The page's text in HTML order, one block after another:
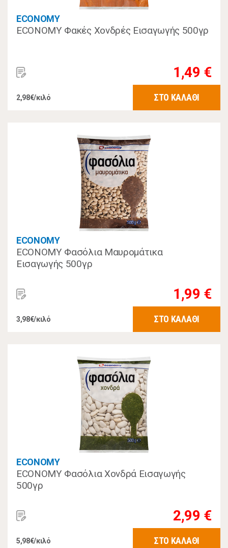
ECONOMY
ECONOMY Φακές Χονδρές Εισαγωγής 500γρ
1,49 €
2,98€/κιλό ΣΤΟ ΚΑΛΑΘΙ
ECONOMY
ECONOMY Φασόλια Μαυρομάτικα
Εισαγωγής 500γρ
1,99 €
3,98€/κιλό ΣΤΟ ΚΑΛΑΘΙ
ECONOMY
ECONOMY Φασόλια Χονδρά Εισαγωγής
500γρ
2,99 €
5,98€/κιλό ΣΤΟ ΚΑΛΑΘΙ